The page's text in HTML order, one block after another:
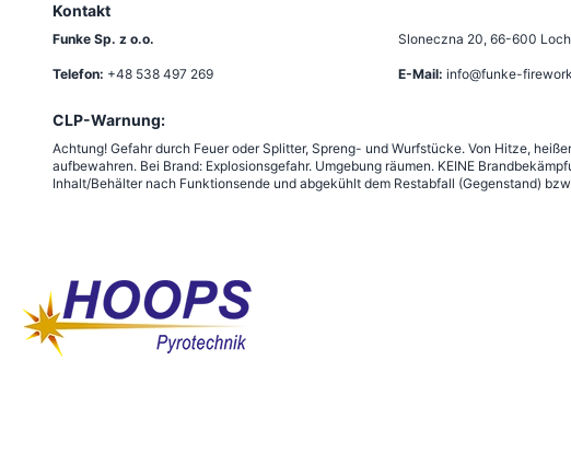
Kontakt
Funke Sp. z o.o. Sloneczna 20, 66-600
Telefon: +48 538 497 269 E-Mail: info@funke-
CLP-Warnung:
Achtung! Gefahr durch Feuer oder Splitter, Spreng- und Wurfstücke. Von Hitze,
aufbewahren. Bei Brand: Explosionsgefahr. Umgebung räumen. KEINE
Inhalt/Behälter nach Funktionsende und abgekühlt dem Restabfall (Gegenstand)